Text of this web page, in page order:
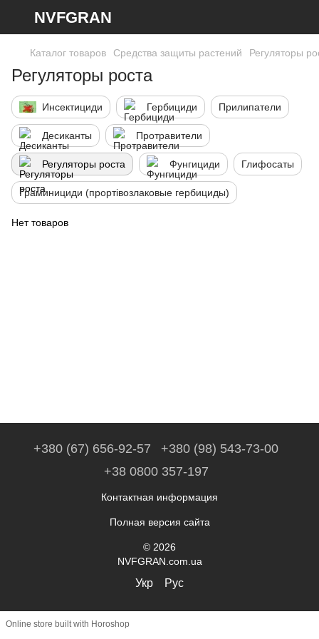
NVFGRAN
Каталог товаров Средства защиты растений Регуляторы
Регуляторы роста
Инсектициди Гербициди Прилипатели
Десиканты Протравители
Регуляторы роста Фунгициди Глифосаты
Граминициди (прортівозлаковые гербициды)
Нет товаров
+380 (67) 656-92-57
+380 (98) 543-73-00
+38 0800 357-197
Контактная информация
Полная версия сайта
© 2026
NVFGRAN.com.ua
Укр Рус
Online store built with Horoshop